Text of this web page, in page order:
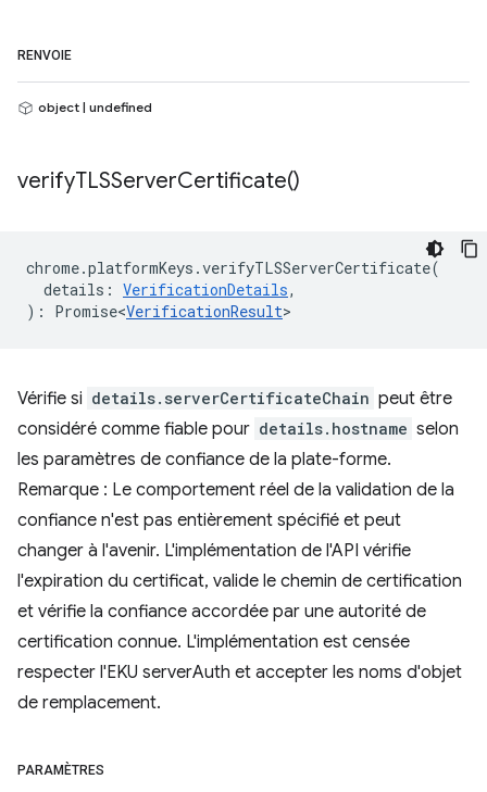
RENVOIE
object | undefined
verifyTLSServerCertificate()
chrome.platformKeys .verifyTLSServerCertificate(
details : VerificationDetails,
) : Promise<VerificationResult>
Vérifie si details.serverCertificateChain peut être
considéré comme fiable pour details.hostname selon
les paramètres de confiance de la plate-forme.
Remarque : Le comportement réel de la validation de la
confiance n'est pas entièrement spécifié et peut
changer à l'avenir. L'implémentation de l'API vérifie
l'expiration du certificat, valide le chemin de certification
et vérifie la confiance accordée par une autorité de
certification connue. L'implémentation est censée
respecter l'EKU serverAuth et accepter les noms d'objet
de remplacement.
PARAMÈTRES